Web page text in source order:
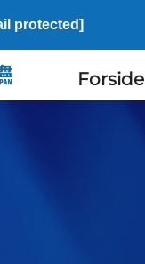
protected]
Forside